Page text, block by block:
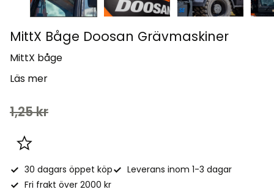
MittX Båge Doosan Grävmaskiner
MittX båge
Läs mer
Nedsatt pris:
Ordinarie pris:
1,25kr
Lägg till i favoriter
30 dagars öppet köp
Leverans inom 1-3 dagar
Fri frakt över 2000 kr